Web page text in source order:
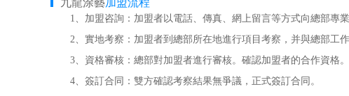
九龍涂藝加盟流程
1、加盟咨詢：加盟者以電話、傳真、網上留言等方式向總部專業
2、實地考察：加盟者到總部所在地進行項目考察，并與總部工作
3、資格審核：總部對加盟者進行審核。確認加盟者的合作資格。
4、簽訂合同：雙方確認考察結果無爭議，正式簽訂合同。